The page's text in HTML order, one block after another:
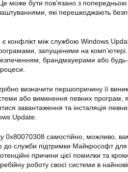
може бути пов’язано з
які перешкоджають
конфлікт між службою Windows
запущеними на
брандмауерами або
визначити першопричину її
або вимкнення певних програм,
завантаження та інсталяція
Update.
0x80070308 самостійно, можливо,
до служби підтримки Майкрософт
причини цієї помилки та
роботу своєї системи в